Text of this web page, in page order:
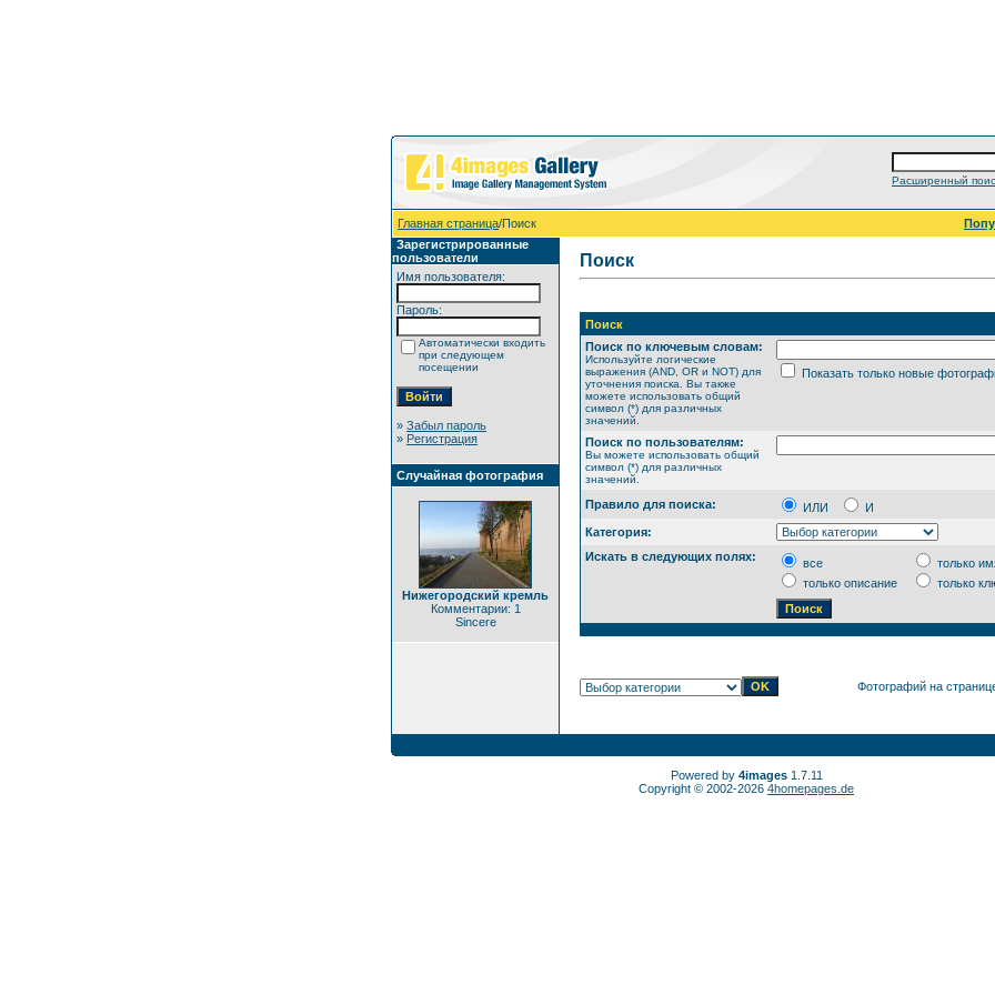
Расширенный
Главная страница/Поиск
Зарегистрированные
пользователи
Имя пользователя:
Пароль:
Автоматически входить
при следующем
посещении
» Забыл пароль
» Регистрация
Случайная фотография
Нижегородский кремль
Комментарии: 1
Sincere
Поиск
Поиск
Поиск по ключевым словам:
Используйте логические
выражения (AND, OR и NOT) для
уточнения поиска. Вы также
можете использовать общий
символ (*) для различных
значений.
Показать только новые
Поиск по пользователям:
Вы можете использовать общий
символ (*) для различных
значений.
Правило для поиска: ИЛИ
И
Категория:
Искать в следующих полях:
все
только
только описание
только
Фотографий на
Powered by 4images1.7.11
Copyright © 2002-2026 4homepages.de